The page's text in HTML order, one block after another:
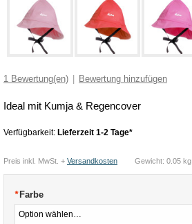
1 Bewertung(en) | Bewertung hinzufügen
Ideal mit Kumja & Regencover
Verfügbarkeit: Lieferzeit 1-2 Tage*
Preis inkl. MwSt. + Versandkosten Gewicht: 0.05 kg
*Farbe